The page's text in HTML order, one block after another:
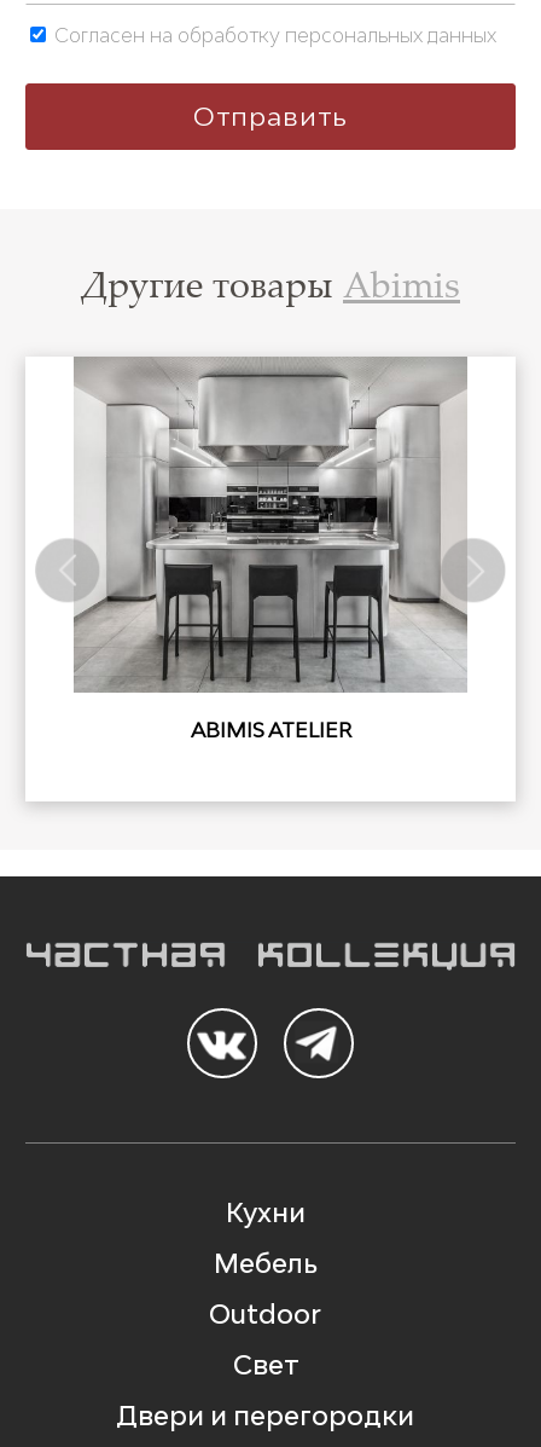
Согласен на обработку персональных данных
Другие товары Abimis
ABIMIS ATELIER
Кухни
Мебель
Outdoor
Свет
Двери и перегородки